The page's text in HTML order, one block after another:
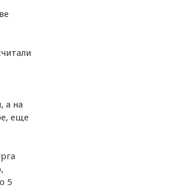
а на
еще
5